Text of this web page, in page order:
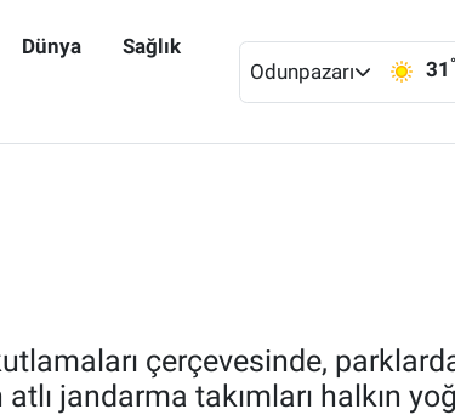
Dünya Sağlık
Odunpazarı 31 °
çerçevesinde,
jandarma takımları halkın